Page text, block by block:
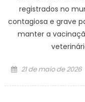
registrados no
contagiosa e grave
manter a
Posted
21 de maio de 2026